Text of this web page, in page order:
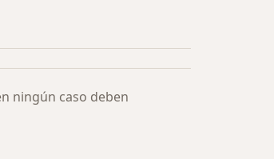
ningún caso deben